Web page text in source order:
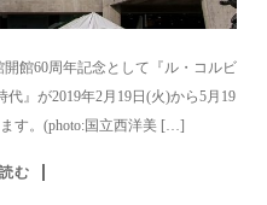
館60周年記念として『ル・コルビ
』が2019年2月19日(火)から5月19
す。(photo:国立西洋美 […]
む